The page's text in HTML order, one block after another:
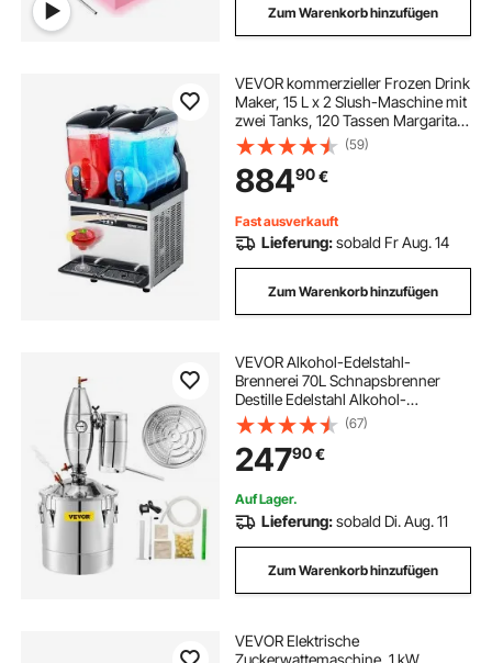
Zum Warenkorb hinzufügen
VEVOR kommerzieller Frozen Drink
Maker, 15 L x 2 Slush-Maschine mit
zwei Tanks, 120 Tassen Margarita-
Smoothie-Maschine aus Edelstahl,
Slush-Maker für Zuhause Partys
Restaurants Cafés Bars
(59)
88490€
Fast ausverkauft
Lieferung:sobald Fr Aug. 14
Zum Warenkorb hinzufügen
VEVOR Alkohol-Edelstahl-
Brennerei 70L Schnapsbrenner
Destille Edelstahl Alkohol-
Destillierkolben Schwarzbrennerei
Destillation
(67)
24790€
Auf Lager.
Lieferung:sobald Di. Aug. 11
Zum Warenkorb hinzufügen
VEVOR Elektrische
Zuckerwattemaschine, 1 kW